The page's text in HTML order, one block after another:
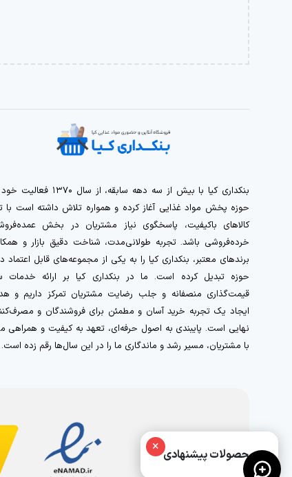
× محصولات پیشنهادی
بنکداری کیا با بیش از سه دهه سابقه، از سال
حوزه پخش مواد غذایی آغاز کرده و همواره تلاش داشته است با
کالاهای باکیفیت، پاسخگوی نیاز مشتریان در بخش
خرده‌فروشی باشد. تجربه طولانی‌مدت، شناخت دقیق بازار و
برندهای معتبر، بنکداری کیا را به یکی از مجموعه‌های قابل اعتماد
حوزه تبدیل کرده است. ما در بنکداری کیا بر ارائه خدمات
قیمت‌گذاری منصفانه و جلب رضایت مشتریان تمرکز داریم و
ایجاد یک تجربه خرید آسان و مطمئن برای فروشندگان و
نهایی است. پایبندی به اصول حرفه‌ای، تعهد به کیفیت و همراهی
با مشتریان، مسیر رشد و ماندگاری ما را در این سال‌ها رقم زده است.